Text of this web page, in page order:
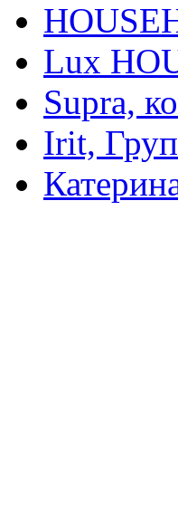
Lux
Supra,
Irit,